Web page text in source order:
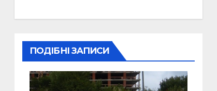
ПОДІБНІ ЗАПИСИ